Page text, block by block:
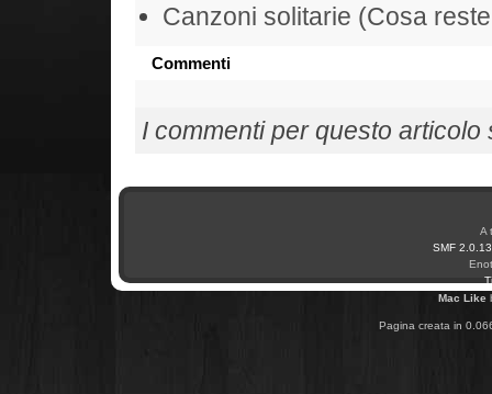
Canzoni solitarie (Cosa
Commenti
I commenti per questo articolo
A
SMF 2.0.13
Mac Like
Pagina creata in